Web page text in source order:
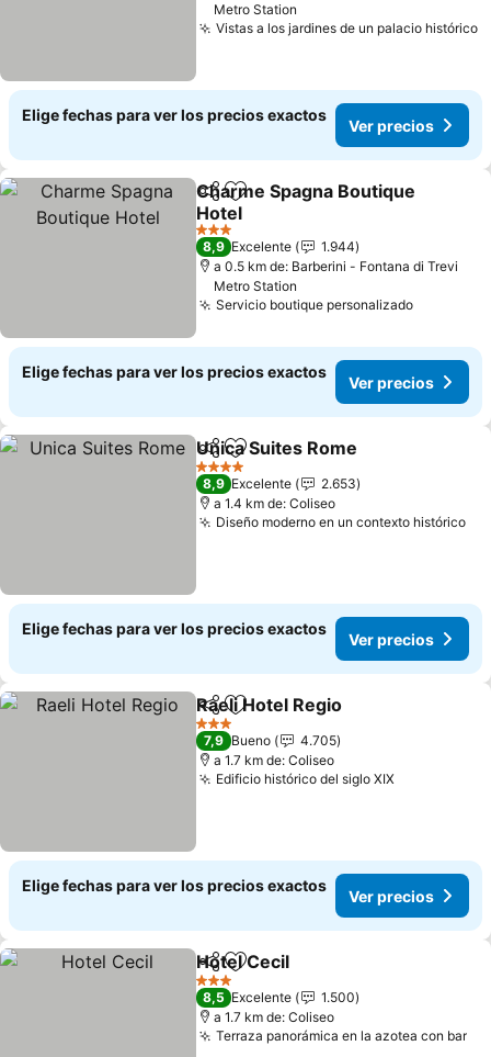
Metro Station
Vistas a los jardines de un palacio histórico
Elige fechas para ver los precios exactos
Ver precios
CompartirAgregar a favoritos
Charme Spagna Boutique
Hotel
Ver precios
3 Estrellas
8,9 Excelente
1.944
a 0.5 km de: Barberini - Fontana di Trevi
Metro Station
Servicio boutique personalizadoVer
Elige fechas para ver los precios exactos
Ver precios
CompartirAgregar a favoritos
Unica Suites Rome
4 Estrellas
8,9 Excelente
2.653
a 1.4 km de: Coliseo
Diseño moderno en un contexto histórico
Elige fechas para ver los precios exactos
Ver precios
CompartirAgregar a favoritos
Raeli Hotel Regio
3 Estrellas
7,9 Bueno
4.705
a 1.7 km de: Coliseo
Edificio histórico del siglo XIXVer precios
Elige fechas para ver los precios exactos
Ver precios
CompartirAgregar a favoritos
Hotel Cecil
3 Estrellas
8,5 Excelente
1.500
a 1.7 km de: Coliseo
Terraza panorámica en la azotea con bar